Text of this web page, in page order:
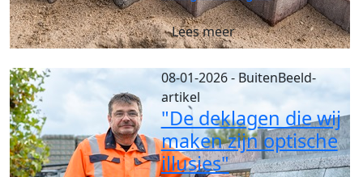
Lees meer
08-01-2026- BuitenBeeld-
artikel
"De deklagen die wij
maken zijn optische
illusies"